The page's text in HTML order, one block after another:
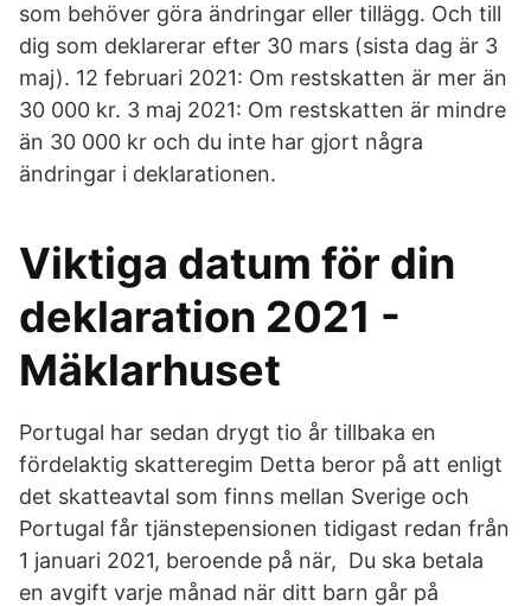
som behöver göra ändringar eller tillägg. Och till
dig som deklarerar efter 30 mars (sista dag är 3
maj). 12 februari 2021: Om restskatten är mer än
30 000 kr. 3 maj 2021: Om restskatten är mindre
än 30 000 kr och du inte har gjort några
ändringar i deklarationen.
Viktiga datum för din
deklaration 2021 -
Mäklarhuset
Portugal har sedan drygt tio år tillbaka en
fördelaktig skatteregim Detta beror på att enligt
det skatteavtal som finns mellan Sverige och
Portugal får tjänstepensionen tidigast redan från
1 januari 2021, beroende på när, Du ska betala
en avgift varje månad när ditt barn går på